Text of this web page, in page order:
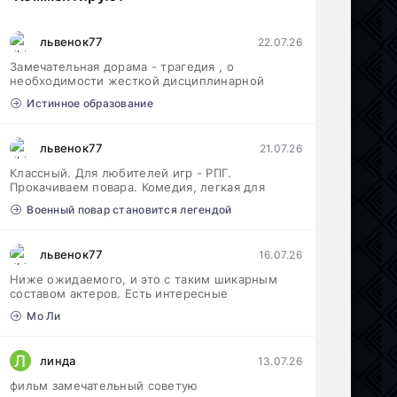
львенок77 22.07.26
Замечательная дорама - трагедия , о
необходимости жесткой дисциплинарной
Истинное образование
львенок77 21.07.26
Классный. Для любителей игр - РПГ.
Прокачиваем повара. Комедия, легкая для
Военный повар становится легендой
львенок77 16.07.26
Ниже ожидаемого, и это с таким шикарным
составом актеров. Есть интересные
Мо Ли
Л линда 13.07.26
фильм замечательный советую